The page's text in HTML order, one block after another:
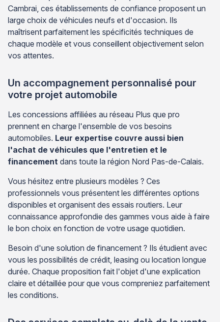
Cambrai, ces établissements de confiance proposent un
large choix de véhicules neufs et d'occasion. Ils
maîtrisent parfaitement les spécificités techniques de
chaque modèle et vous conseillent objectivement selon
vos attentes.
Un accompagnement personnalisé pour
votre projet automobile
Les concessions affiliées au réseau Plus que pro
prennent en charge l'ensemble de vos besoins
automobiles. Leur expertise couvre aussi bien
l'achat de véhicules que l'entretien et le
financement dans toute la région Nord Pas-de-Calais.
Vous hésitez entre plusieurs modèles ? Ces
professionnels vous présentent les différentes options
disponibles et organisent des essais routiers. Leur
connaissance approfondie des gammes vous aide à faire
le bon choix en fonction de votre usage quotidien.
Besoin d'une solution de financement ? Ils étudient avec
vous les possibilités de crédit, leasing ou location longue
durée. Chaque proposition fait l'objet d'une explication
claire et détaillée pour que vous compreniez parfaitement
les conditions.